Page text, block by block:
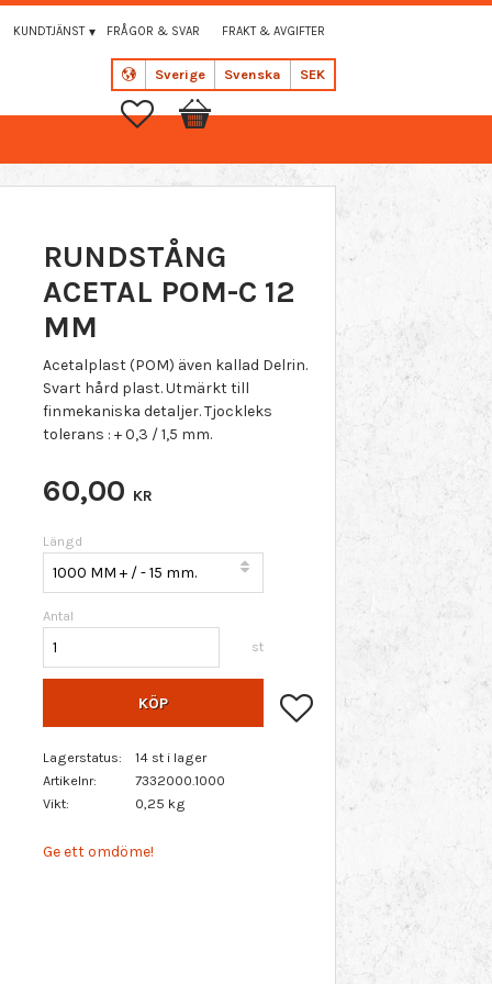
Sverige Svenska SEK
KUNDTJÄNST FRÅGOR & SVAR FRAKT & AVGIFTER
Favoriter
Kundvagn
RUNDSTÅNG
ACETAL POM-C 12
MM
Acetalplast (POM) även kallad Delrin.
Svart hård plast. Utmärkt till
finmekaniska detaljer. Tjockleks
tolerans : + 0,3 / 1,5 mm.
60,00 KR
Längd
Antal
st
KÖP Lägg till i favoriter
Lagerstatus
14 st i lager
Artikelnr
7332000.1000
Vikt
0,25 kg
Ge ett omdöme!